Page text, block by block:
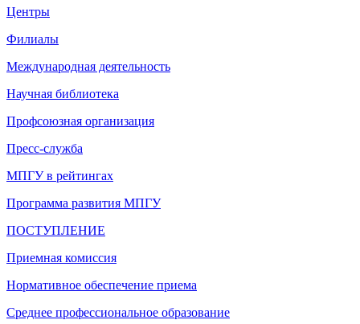
Центры
Филиалы
Международная деятельность
Научная библиотека
Профсоюзная организация
Пресс-служба
МПГУ в рейтингах
Программа развития МПГУ
ПОСТУПЛЕНИЕ
Приемная комиссия
Нормативное обеспечение приема
Среднее профессиональное образование